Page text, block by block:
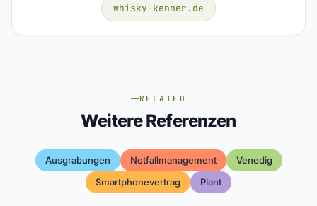
whisky-kenner.de
RELATED
Weitere Referenzen
Ausgrabungen Notfallmanagement
Venedig
Smartphonevertrag
Plant